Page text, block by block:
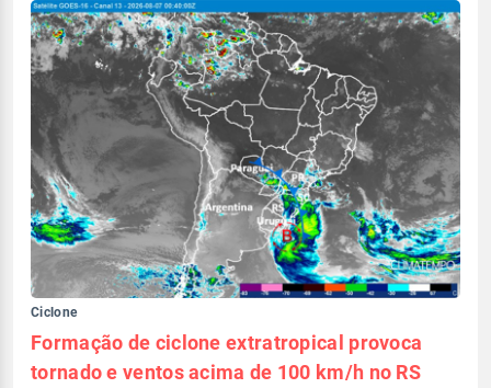
Ciclone
Formação de ciclone extratropical provoca
tornado e ventos acima de 100 km/h no RS